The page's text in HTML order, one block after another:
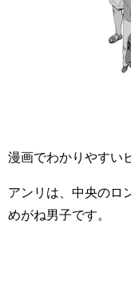
漫画でわかりやすい
アンリは、中央のロ
めがね男子です。